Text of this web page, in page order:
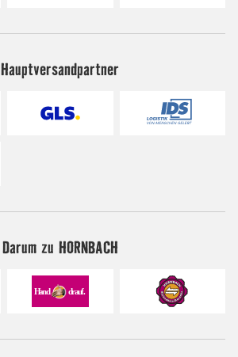
Hauptversandpartner
Darum zu HORNBACH